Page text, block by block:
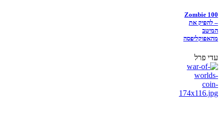
Zombie 100
– להפיק את
המיטב
מהאפוקליפסה
עדי פרל